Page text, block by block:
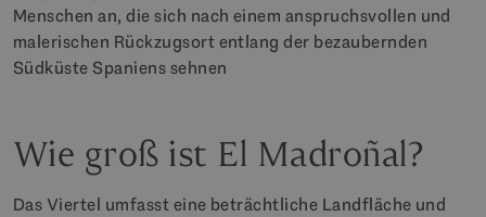
Menschen an, die sich nach einem anspruchsvollen und
malerischen Rückzugsort entlang der bezaubernden
Südküste Spaniens sehnen
Wie groß ist El Madroñal?
Das Viertel umfasst eine beträchtliche Landfläche und